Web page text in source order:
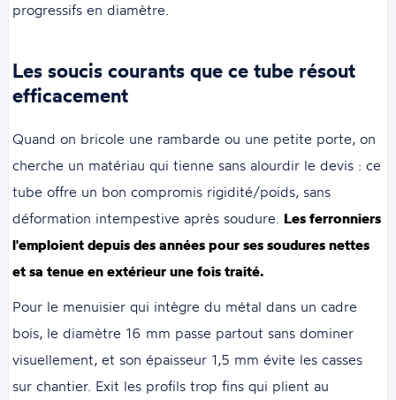
progressifs en diamètre.
Les soucis courants que ce tube résout
efficacement
Quand on bricole une rambarde ou une petite porte, on
cherche un matériau qui tienne sans alourdir le devis : ce
tube offre un bon compromis rigidité/poids, sans
déformation intempestive après soudure. Les ferronniers
l'emploient depuis des années pour ses soudures nettes
et sa tenue en extérieur une fois traité.
Pour le menuisier qui intègre du métal dans un cadre
bois, le diamètre 16 mm passe partout sans dominer
visuellement, et son épaisseur 1,5 mm évite les casses
sur chantier. Exit les profils trop fins qui plient au